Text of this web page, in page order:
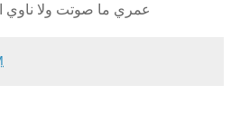
عمري ما صوتت ولا ناوي